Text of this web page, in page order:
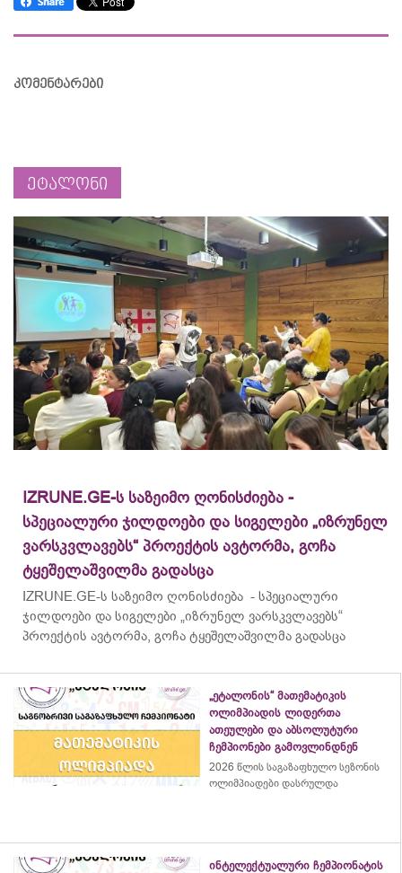
კომენტარები
ეტალონი
IZRUNE.GE-ს საზეიმო ღონისძიება -
სპეციალური ჯილდოები და სიგელები „იზრუნელ
ვარსკვლავებს“ პროექტის ავტორმა, გოჩა
ტყეშელაშვილმა გადასცა
IZRUNE.GE-ს საზეიმო ღონისძიება - სპეციალური
ჯილდოები და სიგელები „იზრუნელ ვარსკვლავებს“
პროექტის ავტორმა, გოჩა ტყეშელაშვილმა გადასცა
„ეტალონის“ მათემატიკის
ოლიმპიადის ლიდერთა
ათეულები და აბსოლუტური
ჩემპიონები გამოვლინდნენ
2026 წლის საგაზაფხულო სეზონის
ოლიმპიადები დასრულდა
ინტელექტუალური ჩემპიონატის